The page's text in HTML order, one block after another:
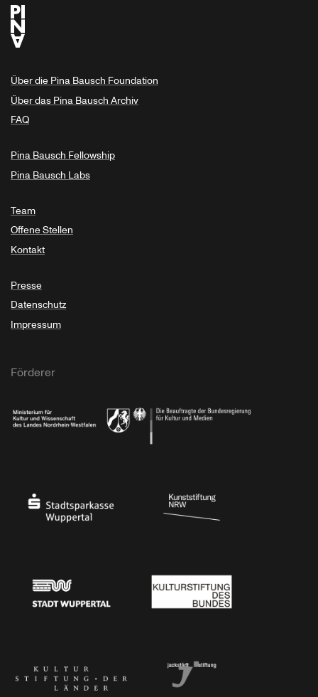
Über die Pina Bausch Foundation
Über das Pina Bausch Archiv
FAQ
Pina Bausch Fellowship
Pina Bausch Labs
Team
Offene Stellen
Kontakt
Presse
Datenschutz
Impressum
Förderer